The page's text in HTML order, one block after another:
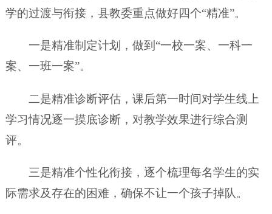
学的过渡与衔接，县教委重点做好四个“精准”。
一是精准制定计划，做到“一校一案、一科一
案、一班一案”。
二是精准诊断评估，课后第一时间对学生线上
学习情况逐一摸底诊断，对教学效果进行综合测
评。
三是精准个性化衔接，逐个梳理每名学生的实
际需求及存在的困难，确保不让一个孩子掉队。